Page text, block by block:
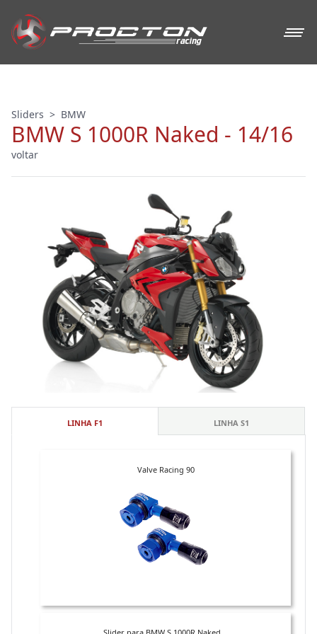
Sliders > BMW
BMW S 1000R Naked - 14/16
voltar
LINHA F1 LINHA S1
Valve Racing 90